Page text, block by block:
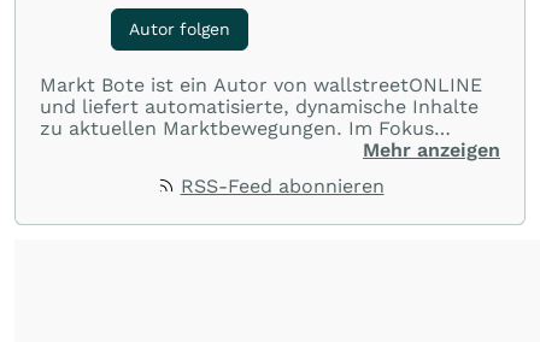
Autor folgen
Markt Bote ist ein Autor von wallstreetONLINE
und liefert automatisierte, dynamische Inhalte
zu aktuellen Marktbewegungen. Im Fokus
stehen Tops und Flops, Branchentrends und
Rohstoffe oder Krypto – die Beiträge sind kurz,
Mehr anzeigen
RSS-Feed abonnieren